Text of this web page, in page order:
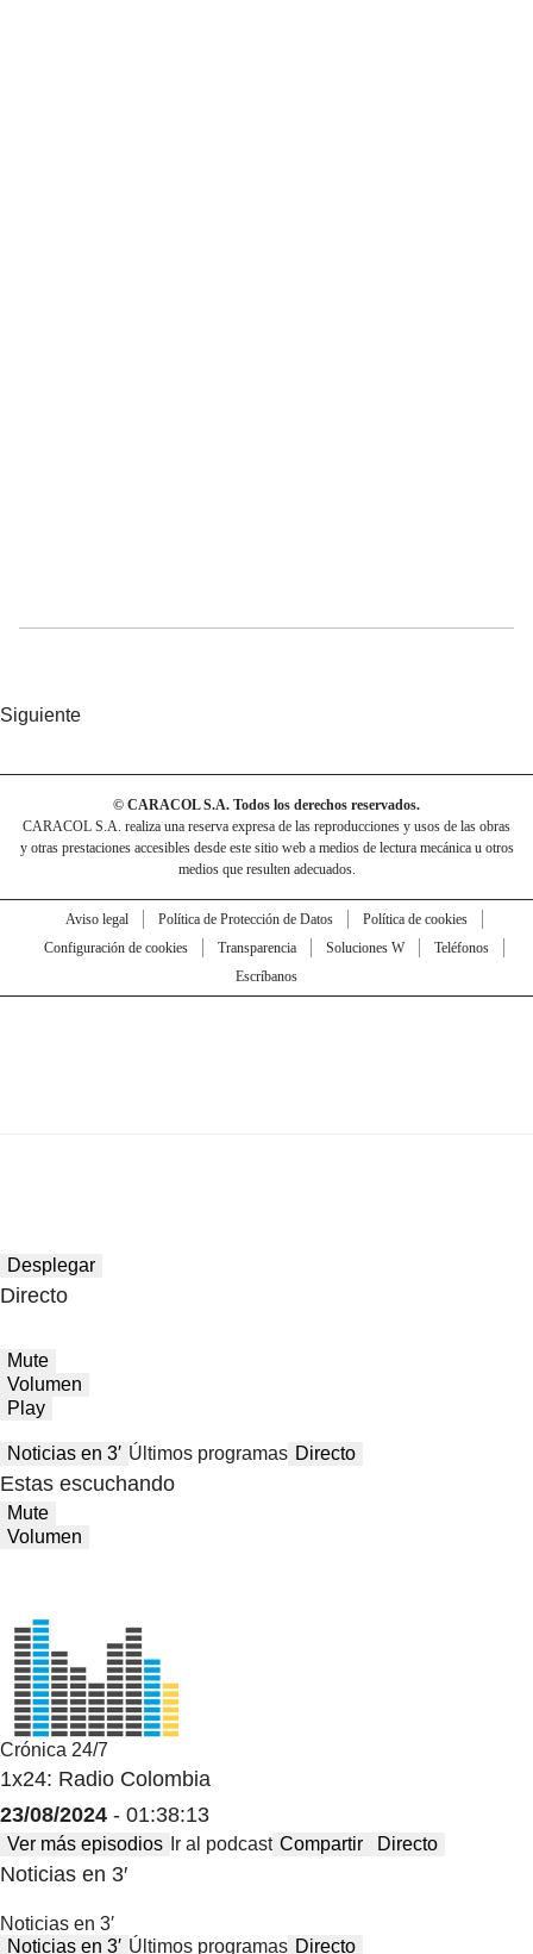
Siguiente
© CARACOL S.A. Todos los derechos reservados.
CARACOL S.A. realiza una reserva expresa de las reproducciones y usos de las obras
y otras prestaciones accesibles desde este sitio web a medios de lectura mecánica u otros
medios que resulten adecuados.
Aviso legal Política de Protección de Datos
Política de cookies
Configuración de cookies
Transparencia Soluciones W
Teléfonos
Escríbanos
Desplegar
Directo
Mute
Volumen
Play
Noticias en 3′ Últimos programas Directo
Estas escuchando
Mute
Volumen
Crónica 24/7
1x24: Radio Colombia
23/08/2024 - 01:38:13
Ver más episodios Ir al podcast Compartir Directo
Noticias en 3′
Noticias en 3′
Noticias en 3′ Últimos programas Directo